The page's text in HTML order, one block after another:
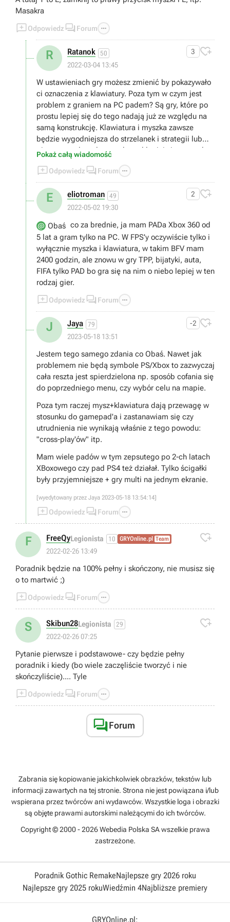
wykonywał
Masakra
Odpowiedz  Forum 
R Ratanok 50
2022-03-04 13:45
3 
W ustawieniach gry możesz zmienić by pokazywało
ci oznaczenia z klawiatury. Poza tym w czym jest
problem z graniem na PC padem? Są gry, które po
prostu lepiej się do tego nadają już ze względu na
samą konstrukcję. Klawiatura i myszka zawsze
będzie wygodniejsza do strzelanek i strategii lub
gier turowych podczas gdy pad lepiej się sprawdza
bijatyki, platformówki czy gry sportowe pokroju Fify.
Pokaż całą wiadomość
Odpowiedz  Forum 
E eliotroman 49
2022-05-02 19:30
2 
Obaś co za brednie, ja mam PADa Xbox 360 od
5 lat a gram tylko na PC. W FPS'y oczywiście tylko i
wyłącznie myszka i klawiatura, w takim BFV mam
2400 godzin, ale znowu w gry TPP, bijatyki, auta,
FIFA tylko PAD bo gra się na nim o niebo lepiej w ten
rodzaj gier.
Odpowiedz  Forum 
J Jaya 79
2023-05-18 13:51
-2 
Jestem tego samego zdania co Obaś. Nawet jak
problemem nie będą symbole PS/Xbox to zazwyczaj
cała reszta jest spierdzielona np. sposób cofania się
do poprzedniego menu, czy wybór celu na mapie.
Poza tym raczej mysz+klawiatura dają przewagę w
stosunku do gamepad'a i zastanawiam się czy
utrudnienia nie wynikają właśnie z tego powodu:
"cross-play'ów" itp.
Mam wiele padów w tym zepsutego po 2-ch latach
XBoxowego czy pad PS4 też działał. Tylko ścigałki
były przyjemniejsze + gry multi na jednym ekranie.
[wyedytowany przez Jaya 2023-05-18 13:54:14]
Odpowiedz  Forum 
F FreeQyLegionista 10 GRYOnline.pl Team
2022-02-26 13:49

Poradnik będzie na 100% pełny i skończony, nie musisz się
o to martwić ;)
Odpowiedz  Forum 
S Skibun28Legionista 29
2022-02-26 07:25

Pytanie pierwsze i podstawowe- czy będzie pełny
poradnik i kiedy (bo wiele zaczęliście tworzyć i nie
skończyliście).... Tyle
Odpowiedz  Forum 
Forum
Zabrania się kopiowanie jakichkolwiek obrazków, tekstów lub
informacji zawartych na tej stronie. Strona nie jest powiązana i/lub
wspierana przez twórców ani wydawców. Wszystkie loga i obrazki
są objęte prawami autorskimi należącymi do ich twórców.
Copyright © 2000 - 2026 Webedia Polska SA wszelkie prawa
zastrzeżone.
Poradnik Gothic RemakeNajlepsze gry 2026 roku
Najlepsze gry 2025 rokuWiedźmin 4Najbliższe premiery
GRYOnline.pl: